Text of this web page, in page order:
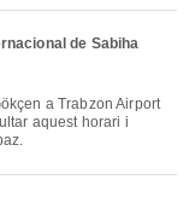
de Sabiha
aquest horari i